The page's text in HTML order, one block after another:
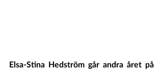
Elsa-Stina Hedström går andra året på